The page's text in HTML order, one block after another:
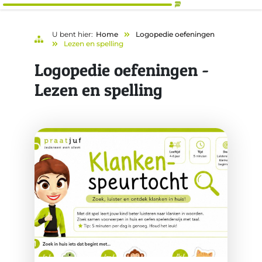
U bent hier: Home
Logopedie oefeningen
Lezen en spelling
Logopedie oefeningen -
Lezen en spelling